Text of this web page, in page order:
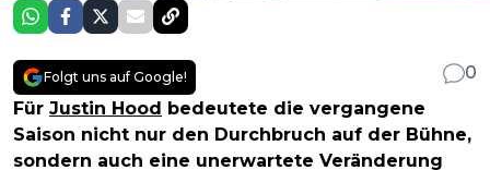
Folgt uns auf Google!
0
Für Justin Hood bedeutete die vergangene
Saison nicht nur den Durchbruch auf der Bühne,
sondern auch eine unerwartete Veränderung